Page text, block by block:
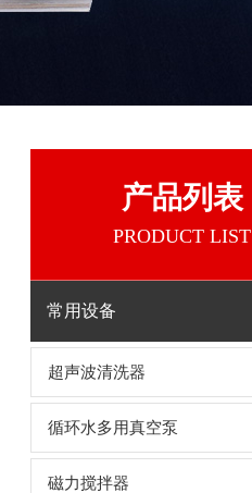
产品列表
PRODUCT LIST
常用设备
超声波清洗器
循环水多用真空泵
磁力搅拌器